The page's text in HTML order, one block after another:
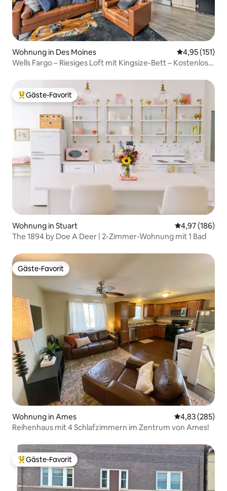
Wohnung in Des Moines
4,95 (151)
Wells Fargo – Riesiges Loft mit Kingsize-Bett – Kostenlose
Beliebter Gäste-Favorit.
Gäste-Favorit
Wohnung in Stuart
4,97 (186)
The 1894 by Doe A Deer | 2-Zimmer-Wohnung mit 1 Bad
Gäste-Favorit
Gäste-Favorit
Wohnung in Ames
4,83 (285)
Reihenhaus mit 4 Schlafzimmern im Zentrum von Ames!
Beliebter Gäste-Favorit.
Gäste-Favorit